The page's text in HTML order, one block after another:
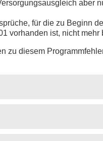
aber
für die zu Beginn
vorhanden ist, nicht mehr
zu diesem